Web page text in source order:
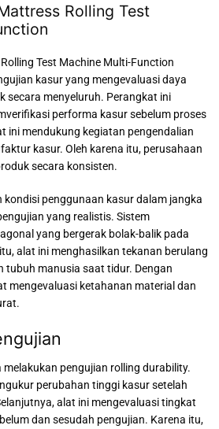
Rolling Test
Test Machine Multi-Function
kasur yang mengevaluasi daya
secara menyeluruh. Perangkat ini
performa kasur sebelum proses
ini mendukung kegiatan pengendalian
kasur. Oleh karena itu, perusahaan
secara konsisten.
kondisi penggunaan kasur dalam jangka
yang realistis. Sistem
yang bergerak bolak-balik pada
alat ini menghasilkan tekanan berulang
tubuh manusia saat tidur. Dengan
mengevaluasi ketahanan material dan
pengujian rolling durability.
perubahan tinggi kasur setelah
alat ini mengevaluasi tingkat
dan sesudah pengujian. Karena itu,